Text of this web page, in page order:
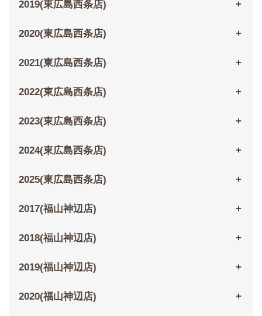
2019(東広島西条店)
2020(東広島西条店)
2021(東広島西条店)
2022(東広島西条店)
2023(東広島西条店)
2024(東広島西条店)
2025(東広島西条店)
2017(福山神辺店)
2018(福山神辺店)
2019(福山神辺店)
2020(福山神辺店)